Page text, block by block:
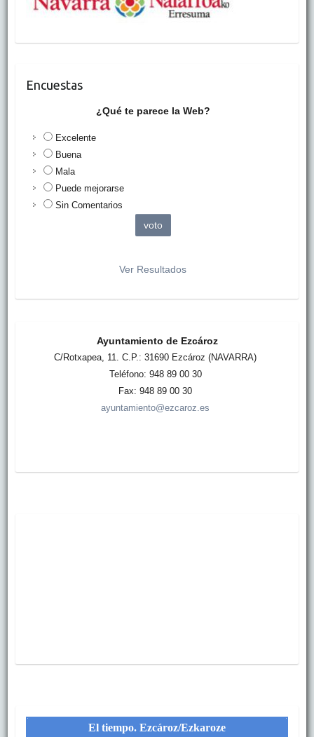
Encuestas
¿Qué te parece la Web?
Excelente
Buena
Mala
Puede mejorarse
Sin Comentarios
Ver Resultados
Ayuntamiento de Ezcároz
C/Rotxapea, 11. C.P.: 31690 Ezcároz (NAVARRA)
Teléfono: 948 89 00 30
Fax: 948 89 00 30
ayuntamiento@ezcaroz.es